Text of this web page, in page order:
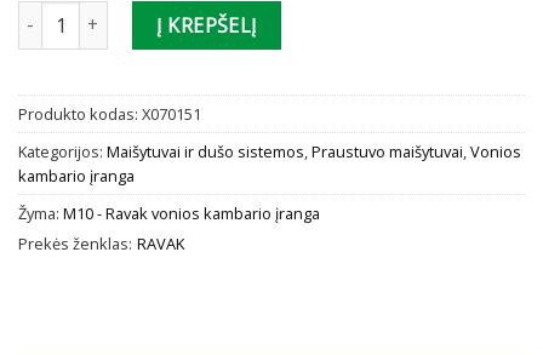
produkto kiekis: Praustuvo maišytuvas Ravak 10° Free black be
Į KREPŠELĮ
Produkto kodas: X070151
Kategorijos: Maišytuvai ir dušo sistemos,Praustuvo maišytuvai,Vonios
kambario įranga
Žyma: M10 - Ravak vonios kambario įranga
Prekės ženklas: RAVAK